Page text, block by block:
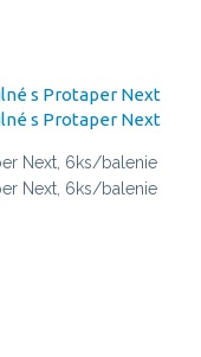
s Protaper Next
s Protaper Next
Next, 6ks/balenie
Next, 6ks/balenie